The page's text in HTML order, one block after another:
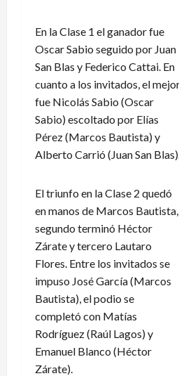
En la Clase 1 el ganador fue
Oscar Sabio seguido por Juan
San Blas y Federico Cattai. En
cuanto a los invitados, el
fue Nicolás Sabio (Oscar
Sabio) escoltado por Elías
Pérez (Marcos Bautista) y
Alberto Carrió (Juan San Blas).
El triunfo en la Clase 2 quedó
en manos de Marcos Bautista,
segundo terminó Héctor
Zárate y tercero Lautaro
Flores. Entre los invitados se
impuso José García (Marcos
Bautista), el podio se
completó con Matías
Rodríguez (Raúl Lagos) y
Emanuel Blanco (Héctor
Zárate).